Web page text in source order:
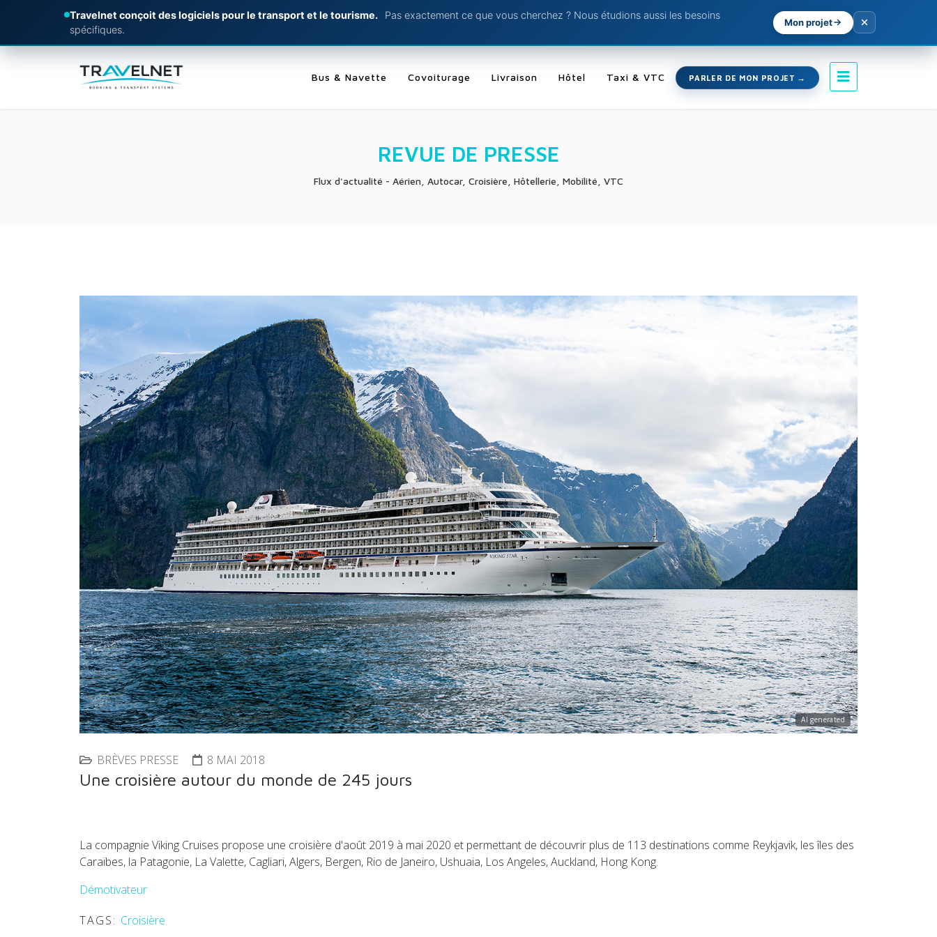
Travelnet conçoit des logiciels pour le transport et le tourisme.
Pas exactement ce que vous cherchez ? Nous étudions aussi les besoins
spécifiques.
Mon projet
Bus & Navette Covoiturage Livraison Hôtel Taxi & VTC PARLER DE MON PROJET
REVUE DE PRESSE
Flux d'actualité - Aérien, Autocar, Croisière, Hôtellerie, Mobilité, VTC
AI generated
BRÈVES PRESSE 8 MAI 2018
Une croisière autour du monde de 245 jours
La compagnie Viking Cruises propose une croisière d'août 2019 à mai 2020 et permettant de découvrir plus de 113 destinations comme Reykjavik, les îles des
Caraïbes, la Patagonie, La Valette, Cagliari, Algers, Bergen, Rio de Janeiro, Ushuaia, Los Angeles, Auckland, Hong Kong.
Démotivateur
TAGS: Croisière